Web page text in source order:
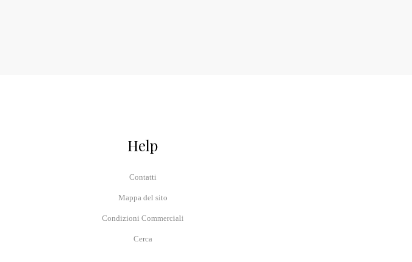
Help
Contatti
Mappa del sito
Condizioni Commerciali
Cerca